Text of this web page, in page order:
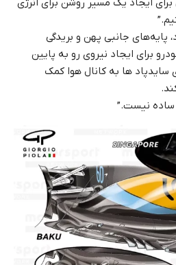
ایجاد یک مسیر روشن برای انرژی
پایه‌های جانبی پهن و بریدگی
برای ایجاد نیروی رو به پایین‌
ها به کانال هوا کمک
ساده نیست.”